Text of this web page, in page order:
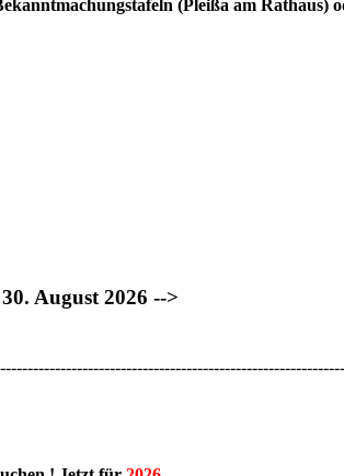
(Pleißa am Rathaus)
August 2026 -->